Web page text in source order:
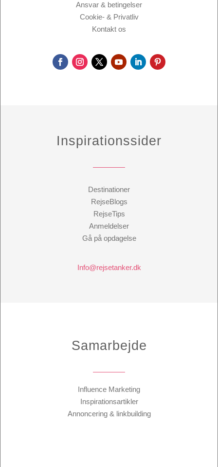
Ansvar & betingelser
Cookie- & Privatliv
Kontakt os
Inspirationssider
Destinationer
RejseBlogs
RejseTips
Anmeldelser
Gå på opdagelse
Info@rejsetanker.dk
Samarbejde
Influence Marketing
Inspirationsartikler
Annoncering & linkbuilding